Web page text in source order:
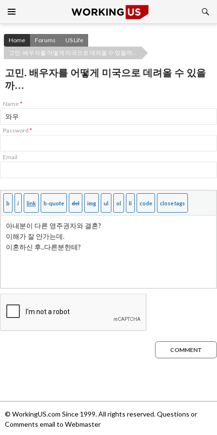
CONTENT
Home Forums
US Life
고민. 배우자를 어떻게 미국으로 데려올 수 있을까…
고민. 배우자를 어떻게 미국으로 데려올 수 있을
까…
Name*
Password *
Email
COMMENT
© WorkingUS.com Since 1999. All rights reserved. Questions or
Comments email to Webmaster